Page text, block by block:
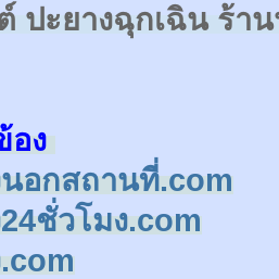
ปะยางฉุกเฉิน ร้า
อง
อกสถานที่.com
ชั่วโมง.com